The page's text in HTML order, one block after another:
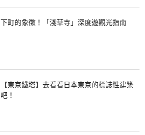
下町的象徵！「淺草寺」深度遊觀光指南
【東京鐵塔】去看看日本東京的標誌性建築
吧！